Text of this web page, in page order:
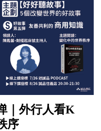
｜外行人看K
序